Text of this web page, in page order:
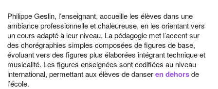
Philippe Geslin, l’enseignant, accueille les élèves dans une
ambiance professionnelle et chaleureuse, en les orientant vers
un cours adapté à leur niveau. La pédagogie met l’accent sur
des chorégraphies simples composées de figures de base,
évoluant vers des figures plus élaborées intégrant technique et
musicalité. Les figures enseignées sont codifiées au niveau
international, permettant aux élèves de danseren dehorsde
l’école.